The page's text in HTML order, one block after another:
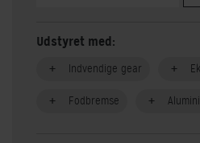
Udstyret med:
Indvendige gear
Fodbremse